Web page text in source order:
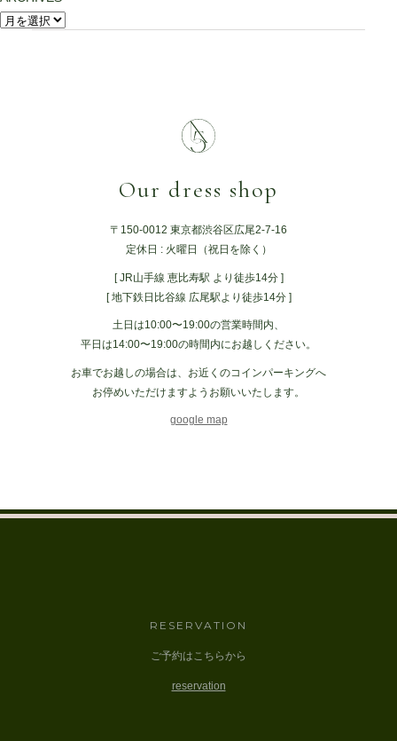
Our dress shop
〒150-0012 東京都渋谷区広尾2-7-16
定休日 : 火曜日（祝日を除く）
[ JR山手線 恵比寿駅 より徒歩14分 ]
[ 地下鉄日比谷線 広尾駅より徒歩14分 ]
土日は10:00〜19:00の営業時間内、
平日は14:00〜19:00の時間内にお越しください。
お車でお越しの場合は、お近くのコインパーキングへ
お停めいただけますようお願いいたします。
google map
RESERVATION
ご予約はこちらから
reservation